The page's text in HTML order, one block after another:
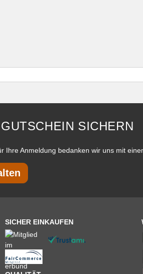
SICHERN
Anmeldung bedanken wir uns mit
SICHER EINKAUFEN